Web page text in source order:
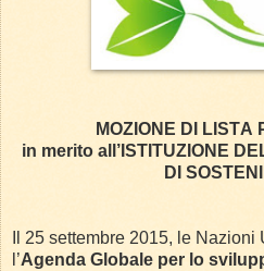
MOZIONE DI LISTA
in merito all’ISTITUZIONE
DI
Il 25 settembre 2015, le
l’Agenda Globale per lo